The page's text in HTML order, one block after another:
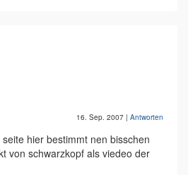
16. Sep. 2007 | Antworten
hier bestimmt nen bisschen
von schwarzkopf als viedeo der